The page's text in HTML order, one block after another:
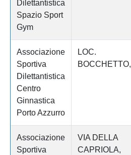
Dilettantistica
Spazio Sport
Gym
Associazione
Sportiva
Dilettantistica
Centro
Ginnastica
Porto Azzurro
LOC.
BOCCHETTO,
Associazione
Sportiva
VIA DELLA
CAPRIOLA,